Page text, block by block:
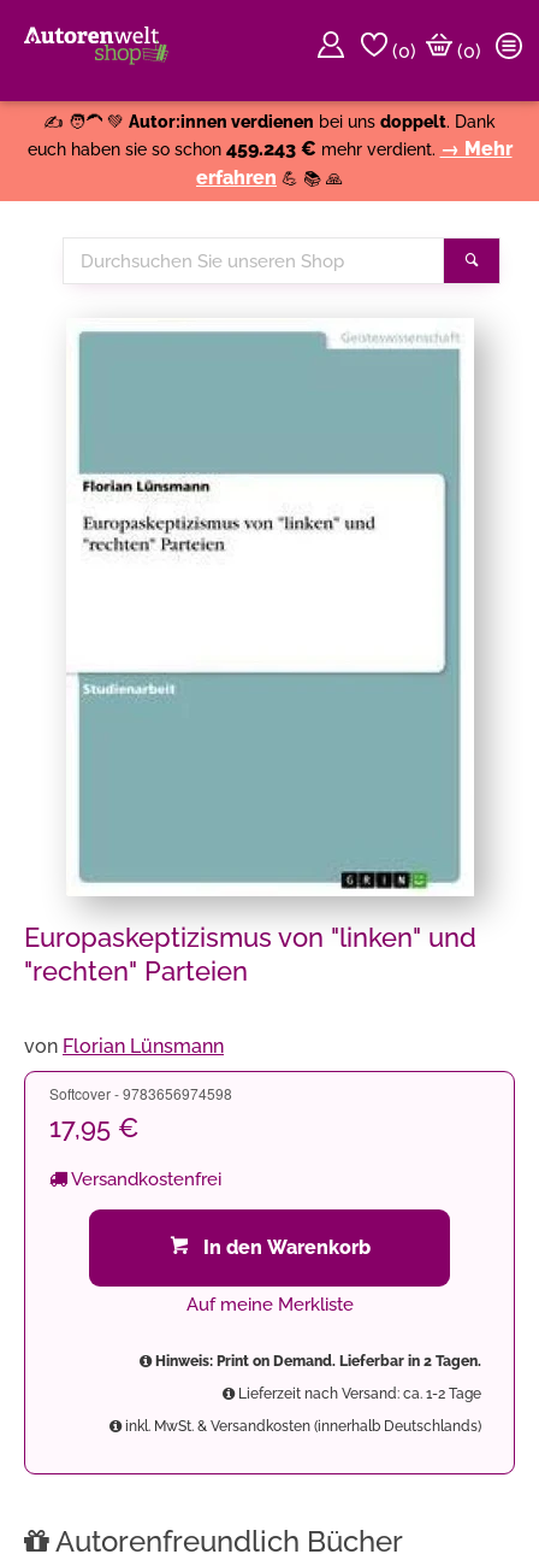
(0)
(0)
✍️ 🧑‍🦱 💚 Autor:innen verdienen bei uns doppelt. Dank
euch haben sie so schon 459.243 € mehr verdient. → Mehr
erfahren 💪 📚 🙏
Durchsuchen
Sie
Shop
Europaskeptizismus von "linken" und
"rechten" Parteien
von Florian Lünsmann
Softcover - 9783656974598
17,95 €
Versandkostenfrei
In den Warenkorb
Auf meine Merkliste
Hinweis: Print on Demand. Lieferbar in 2 Tagen.
Lieferzeit nach Versand: ca. 1-2 Tage
inkl. MwSt. & Versandkosten (innerhalb Deutschlands)
Autorenfreundlich Bücher